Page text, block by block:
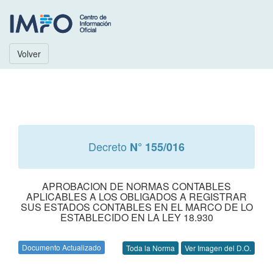
Volver
Decreto N° 155/016
APROBACION DE NORMAS CONTABLES
APLICABLES A LOS OBLIGADOS A REGISTRAR
SUS ESTADOS CONTABLES EN EL MARCO DE LO
ESTABLECIDO EN LA LEY 18.930
Documento Actualizado Toda la Norma Ver Imagen del D.O.